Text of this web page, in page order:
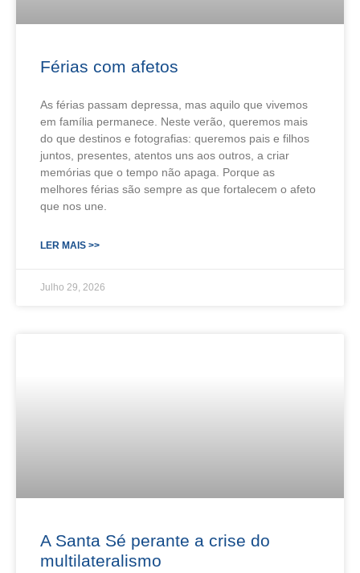
Férias com afetos
As férias passam depressa, mas aquilo que vivemos
em família permanece. Neste verão, queremos mais
do que destinos e fotografias: queremos pais e filhos
juntos, presentes, atentos uns aos outros, a criar
memórias que o tempo não apaga. Porque as
melhores férias são sempre as que fortalecem o afeto
que nos une.
LER MAIS >>
Julho 29, 2026
A Santa Sé perante a crise do
multilateralismo